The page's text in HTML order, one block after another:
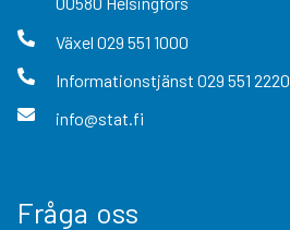
Växel 029 551 1000
Informationstjänst 029 551 2220
info@stat.fi
Fråga oss